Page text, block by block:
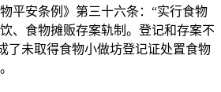
平安条例》第三十六条：“实行食物
、食物摊贩存案轨制。登记和存案不
了未取得食物小做坊登记证处置食物